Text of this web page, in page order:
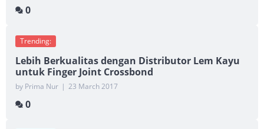
0
Trending:
Lebih Berkualitas dengan Distributor Lem Kayu
untuk Finger Joint Crossbond
by Prima Nur | 23 March 2017
0